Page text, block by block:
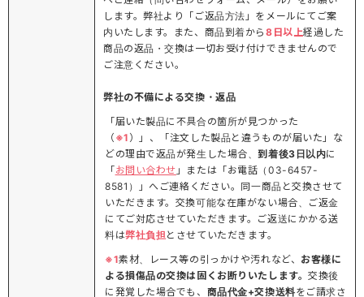
します。弊社より「ご返品方法」をメールにてご案
内いたします。また、商品到着から 8日以上経過した
商品の返品・交換は一切お受け付けできませんので
ご注意ください。
弊社の不備による交換・返品
「届いた製品に不具合の箇所が見つかった
（ ※1 ）」、「注文した製品と違うものが届いた」な
どの理由で返品が発生した場合、到着後3日以内に
「お問い合わせ 」または「お電話（03-6457-
8581）」へご連絡ください。同一商品と交換させて
いただきます。交換可能な在庫がない場合、ご返金
にてご対応させていただきます。ご返送にかかる送
料は弊社負担とさせていただきます。
※1素材、レース等の引っかけや汚れなど、 お客様に
よる損傷品の交換は固くお断りいたします。交換後
に発覚した場合でも、 商品代金+交換送料をご請求さ